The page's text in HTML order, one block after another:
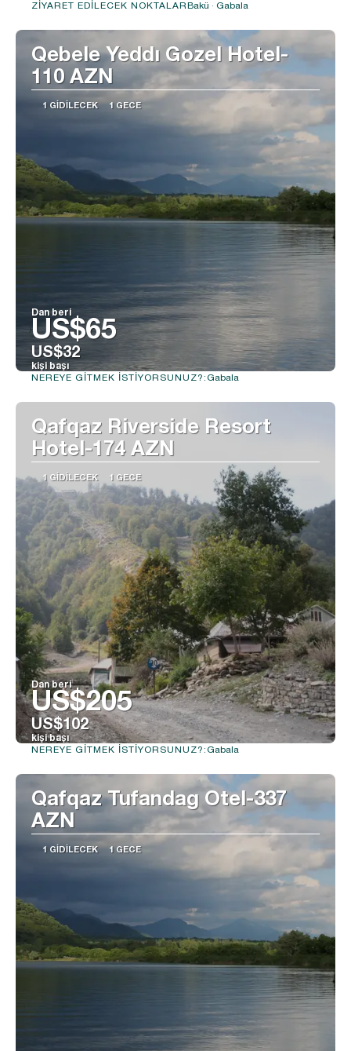
ZIYARET EDILECEK NOKTALAR Bakü · Gabala
Qebele Yeddı Gozel Hotel-
110 AZN
1 GIDILECEK 1 GECE
Dan beri
US$65
US$32
kişi başı
NEREYE GITMEK ISTIYORSUNUZ?: Gabala
Qafqaz Riverside Resort
Hotel-174 AZN
1 GIDILECEK 1 GECE
Dan beri
US$205
US$102
kişi başı
NEREYE GITMEK ISTIYORSUNUZ?: Gabala
Qafqaz Tufandag Otel-337
AZN
1 GIDILECEK 1 GECE